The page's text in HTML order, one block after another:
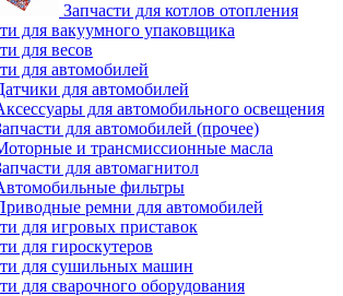
Запчасти для котлов отопления
для вакуумного упаковщика
для весов
для автомобилей
для автомобилей
для автомобильного освещения
для автомобилей (прочее)
и трансмиссионные масла
для автомагнитол
фильтры
ремни для автомобилей
для игровых приставок
для гироскутеров
для сушильных машин
для сварочного оборудования